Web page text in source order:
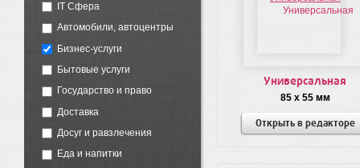
IT Сфера
Автомобили, автоцентры
Бизнес-услуги
Бытовые услуги
Государство и право
Доставка
Досуг и равзлечения
Еда и напитки
Универсальная
85 x 55 мм
Открыть в редакторе